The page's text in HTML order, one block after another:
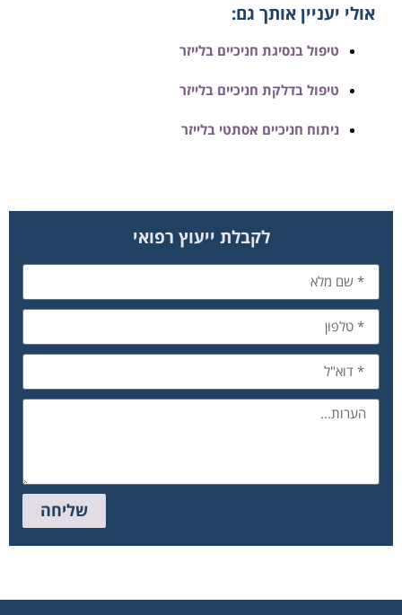
אולי יעניין אותך גם:
טיפול בנסיגת חניכיים בלייזר
טיפול בדלקת חניכיים בלייזר
ניתוח חניכיים אסתטי בלייזר
לקבלת ייעוץ רפואי
שליחה